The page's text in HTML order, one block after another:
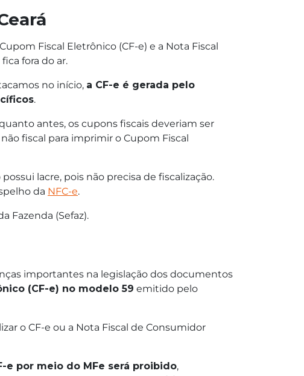
Fiscal Eletrônico (CF-e) e a Nota Fiscal
fora do ar.
no início, a CF-e é gerada pelo
.
antes, os cupons fiscais deveriam ser
fiscal para imprimir o Cupom Fiscal
lacre, pois não precisa de fiscalização.
da NFC-e.
Fazenda (Sefaz).
importantes na legislação dos documentos
(CF-e) no modelo 59 emitido pelo
o CF-e ou a Nota Fiscal de Consumidor
e por meio do MFe será proibido,